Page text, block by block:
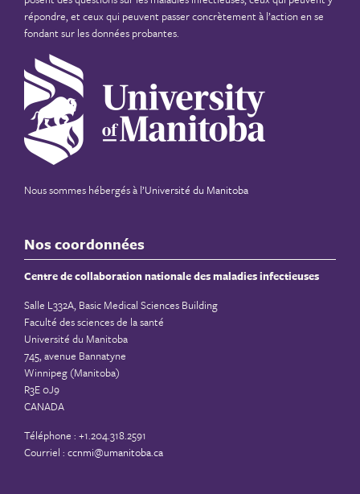
répondre, et ceux qui peuvent passer concrètement à l’action en se
fondant sur les données probantes.
Nous sommes hébergés à l’Université du Manitoba
Nos coordonnées
Centre de collaboration nationale des maladies infectieuses
Salle L332A, Basic Medical Sciences Building
Faculté des sciences de la santé
Université du Manitoba
745, avenue Bannatyne
Winnipeg (Manitoba)
R3E 0J9
CANADA
Téléphone : +1.204.318.2591
Courriel : ccnmi@umanitoba.ca